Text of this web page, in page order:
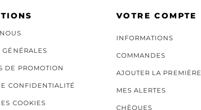
DE PROMOTION
CONFIDENTIALITÉ
COOKIES
VOTRE COMPTE
INFORMATIONS
COMMANDES
AJOUTER LA
MES ALERTES
CHÈQUES